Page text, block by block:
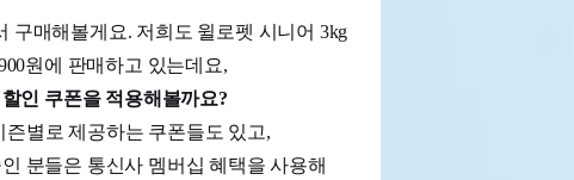
구매해볼게요. 저희도 윌로펫 시니어 3kg
원에 판매하고 있는데요,
인 쿠폰을 적용해볼까요?
즌별로 제공하는 쿠폰들도 있고,
분들은 통신사 멤버십 혜택을 사용해